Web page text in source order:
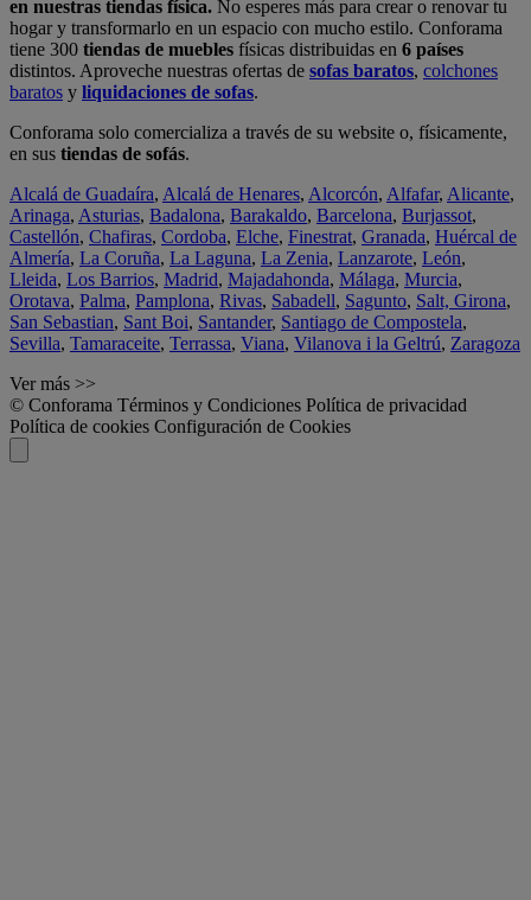
en nuestras tiendas física. No esperes más para crear o renovar tu
hogar y transformarlo en un espacio con mucho estilo. Conforama
tiene 300 tiendas de muebles físicas distribuidas en 6 países
distintos. Aproveche nuestras ofertas de sofas baratos, colchones
baratos y liquidaciones de sofas.
Conforama solo comercializa a través de su website o, físicamente,
en sus tiendas de sofás.
Alcalá de Guadaíra, Alcalá de Henares, Alcorcón, Alfafar, Alicante,
Arinaga, Asturias, Badalona, Barakaldo, Barcelona, Burjassot,
Castellón, Chafiras, Cordoba, Elche, Finestrat, Granada, Huércal de
Almería, La Coruña, La Laguna, La Zenia, Lanzarote, León,
Lleida, Los Barrios, Madrid, Majadahonda, Málaga, Murcia,
Orotava, Palma, Pamplona, Rivas, Sabadell, Sagunto, Salt, Girona,
San Sebastian, Sant Boi, Santander, Santiago de Compostela,
Sevilla, Tamaraceite, Terrassa, Viana, Vilanova i la Geltrú, Zaragoza
Ver más >>
© Conforama Términos y Condiciones Política de privacidad
Política de cookies Configuración de Cookies